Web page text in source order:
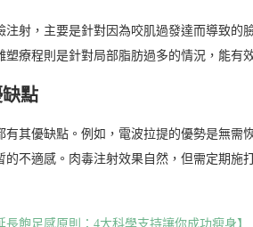
注射，主要是針對因為咬肌過發達而導致的
塑療程則是針對局部脂肪過多的情況，能有
點
有其優缺點。例如，電波拉提的優勢是無需
的不適感。肉毒注射效果自然，但需定期
長飽足感原則：4大科學支持讓你成功瘦身】